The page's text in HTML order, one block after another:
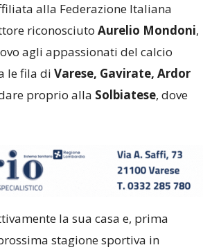
alla Federazione Italiana
riconosciuto Aurelio Mondoni,
agli appassionati del calcio
le fila di Varese, Gavirate, Ardor
proprio alla Solbiatese, dove
la sua casa e, prima
stagione sportiva in